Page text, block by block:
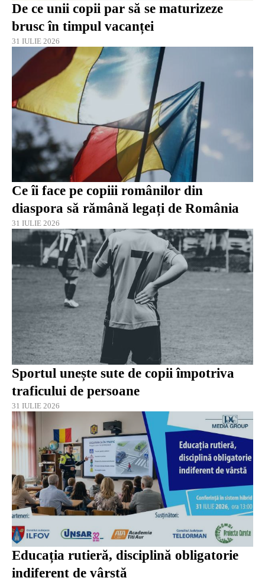
De ce unii copii par să se maturizeze
brusc în timpul vacanței
31 IULIE 2026
Ce îi face pe copiii românilor din
diaspora să rămână legați de România
31 IULIE 2026
Sportul unește sute de copii împotriva
traficului de persoane
31 IULIE 2026
Educația rutieră, disciplină obligatorie
indiferent de vârstă